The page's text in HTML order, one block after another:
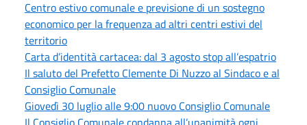
Centro estivo comunale e previsione di un sostegno
economico per la frequenza ad altri centri estivi del
territorio
Carta d’identità cartacea: dal 3 agosto stop all’espatrio
Il saluto del Prefetto Clemente Di Nuzzo al Sindaco e al
Consiglio Comunale
Giovedì 30 luglio alle 9:00 nuovo Consiglio Comunale